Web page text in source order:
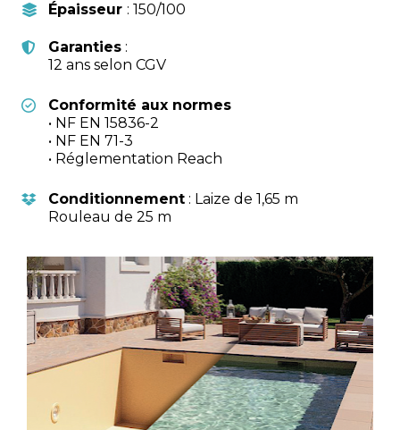
Épaisseur : 150/100
Garanties :
12 ans selon CGV
Conformité aux normes
• NF EN 15836-2
• NF EN 71-3
• Réglementation Reach
Conditionnement : Laize de 1,65 m
Rouleau de 25 m